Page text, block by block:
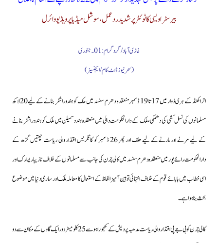
بیرسٹر اویسی کا ٹوئٹر پر شدید ردعمل،سوشل میڈیا پر ویڈیو وائرل
غازی آباد/گروگرام: 01۔جنوری
(سحرنیوز ڈاٹ کام/ایجنسیز)
اتراکھنڈ کے ہری دُوار میں 17 تا 19 ڈسمبرمنعقدہ دھرم سنسد میں ملک کو ہندوراشٹر بنانے کے لیے20لاکھ
مسلمانوں کی نسل کشی کی دھمکی، ملک کے دارالحکومت دہلی میں منعقدہ ہندوسمیلن میں ملک کو ہندو راشٹر بنانے
کے لیے مرنے اور مارنے کے لیے حلف اور پھر 26 ڈسمبر کو کانگریس اقتدار والی ریاست چھتیس گڑھ کے
دارالحکومت رائے پور میں منعقدہ دھرم سنسد میں کالی چرن کی جانب سے مسلمانوں کے خلاف نازیبا ریمارک اور
اسی خطاب میں بابائے قوم کے خلاف انتہائی توہین آمیز الفاظ کے استعمال کا معاملہ ملک اور ساری دنیا میں موضوع
بحث بنا ہوا ہے۔
کالی چرن کو بی جے پی اقتدار والی ریاست مدھیہ پردیش کے کھجوراہو سے 25 کلومیٹر دور ایک گاوں کے مکان سے دو